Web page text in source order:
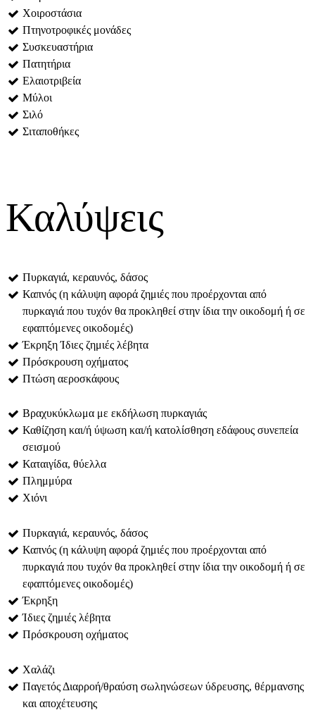
Χοιροστάσια
Πτηνοτροφικές μονάδες
Συσκευαστήρια
Πατητήρια
Ελαιοτριβεία
Μύλοι
Σιλό
Σιταποθήκες
Καλύψεις
Πυρκαγιά, κεραυνός, δάσος
Καπνός (η κάλυψη αφορά ζημιές που προέρχονται από
πυρκαγιά που τυχόν θα προκληθεί στην ίδια την οικοδομή ή σε
εφαπτόμενες οικοδομές)
Έκρηξη Ίδιες ζημιές λέβητα
Πρόσκρουση οχήματος
Πτώση αεροσκάφους
Βραχυκύκλωμα με εκδήλωση πυρκαγιάς
Καθίζηση και/ή ύψωση και/ή κατολίσθηση εδάφους συνεπεία
σεισμού
Καταιγίδα, θύελλα
Πλημμύρα
Χιόνι
Πυρκαγιά, κεραυνός, δάσος
Καπνός (η κάλυψη αφορά ζημιές που προέρχονται από
πυρκαγιά που τυχόν θα προκληθεί στην ίδια την οικοδομή ή σε
εφαπτόμενες οικοδομές)
Έκρηξη
Ίδιες ζημιές λέβητα
Πρόσκρουση οχήματος
Χαλάζι
Παγετός Διαρροή/θραύση σωληνώσεων ύδρευσης, θέρμανσης
και αποχέτευσης